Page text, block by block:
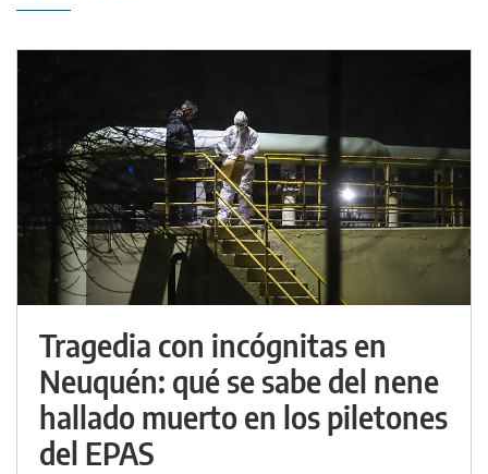
Tragedia con incógnitas en
Neuquén: qué se sabe del nene
hallado muerto en los piletones
del EPAS